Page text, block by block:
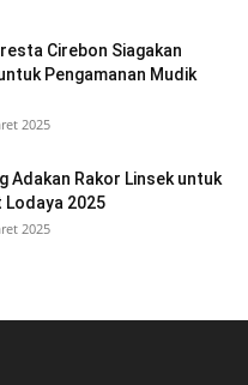
Cirebon Siagakan
Pengamanan Mudik
2025
Adakan Rakor Linsek untuk
Lodaya 2025
2025